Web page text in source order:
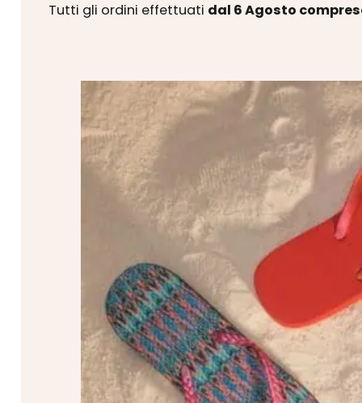
Tutti gli ordini effettuati dal 6 Agosto